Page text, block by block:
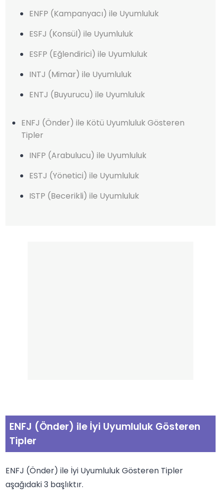
ENFP (Kampanyacı) ile Uyumluluk
ESFJ (Konsül) ile Uyumluluk
ESFP (Eğlendirici) ile Uyumluluk
INTJ (Mimar) ile Uyumluluk
ENTJ (Buyurucu) ile Uyumluluk
ENFJ (Önder) ile Kötü Uyumluluk Gösteren
Tipler
INFP (Arabulucu) ile Uyumluluk
ESTJ (Yönetici) ile Uyumluluk
ISTP (Becerikli) ile Uyumluluk
ENFJ (Önder) ile İyi Uyumluluk Gösteren
Tipler
ENFJ (Önder) ile İyi Uyumluluk Gösteren Tipler
aşağıdaki 3 başlıktır.